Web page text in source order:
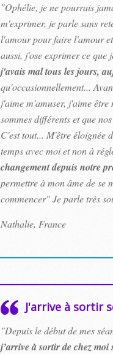
"Ophélie, je ne pourrais
m'exprimer, je parle sans
l'amour pour faire l'amour
aussi, j'ose exprimer ce que
j'avais mal tous les jours,
qu'occasionnellement...
j'aime m'amuser, j'aime être
sommes différents et que
C'est tout... M'être éloignée
temps avec moi et non à
changement depuis notre
permettre à mon âme de se
commencer" Je parle très
Nathalie, France
J'arrive à sortir
"Depuis le début de mes
j’arrive à sortir de chez moi